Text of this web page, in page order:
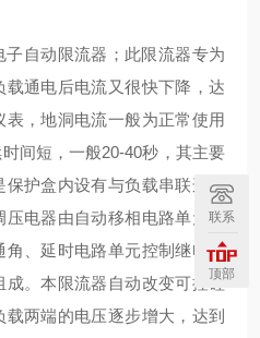
自动限流器；此限流器专为
通电后电流又很快下降，达
，地洞电流一般为正常使用
间短，一般20-40秒，其主要
护盒内设有与负载串联连接
电器由自动移相电路单元电
、延时电路单元控制继电器
。本限流器自动改变可控硅
两端的电压逐步增大，达到
联系
顶部